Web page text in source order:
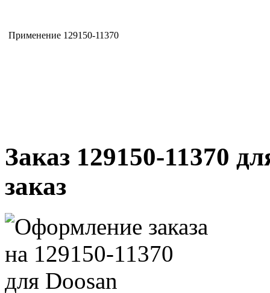
Применение 129150-11370
Заказ 129150-11370
заказ